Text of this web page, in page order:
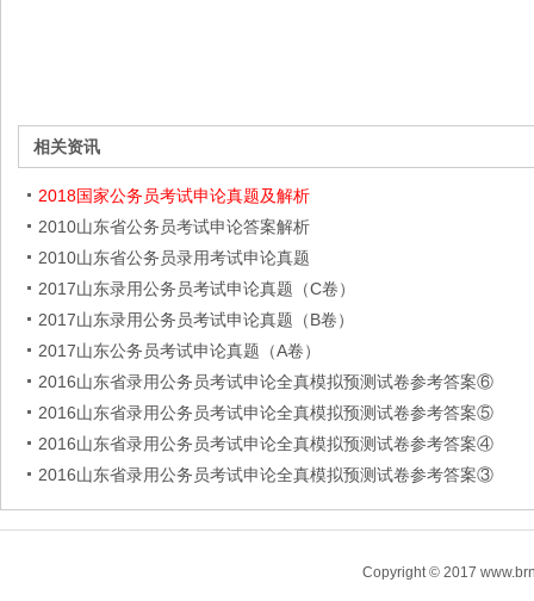
相关资讯
2018国家公务员考试申论真题及解析
2010山东省公务员考试申论答案解析
2010山东省公务员录用考试申论真题
2017山东录用公务员考试申论真题（C卷）
2017山东录用公务员考试申论真题（B卷）
2017山东公务员考试申论真题（A卷）
2016山东省录用公务员考试申论全真模拟预测试卷参考答案⑥
2016山东省录用公务员考试申论全真模拟预测试卷参考答案⑤
2016山东省录用公务员考试申论全真模拟预测试卷参考答案④
2016山东省录用公务员考试申论全真模拟预测试卷参考答案③
Copyright © 2017